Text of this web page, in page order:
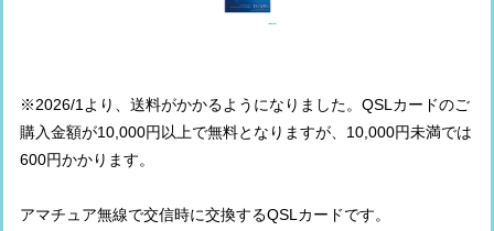
※2026/1より、送料がかかるようになりました。QSLカードのご
購入金額が10,000円以上で無料となりますが、10,000円未満では
600円かかります。
アマチュア無線で交信時に交換するQSLカードです。